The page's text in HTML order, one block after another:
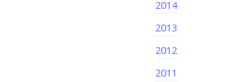
2014
2013
2012
2011